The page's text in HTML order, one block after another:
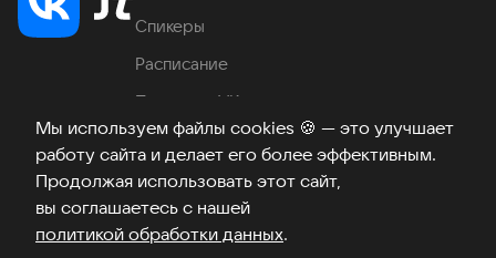
Мы используем файлы cookies 🍪 — это улучшает
работу сайта и делает его более эффективным.
Продолжая использовать этот сайт,
вы соглашаетесь с нашей
политикой обработки данных.
Спикеры
Расписание
Продукты VK
Место проведения
Часто задаваемые вопросы
ТелеграмВКонтакте
Хабр